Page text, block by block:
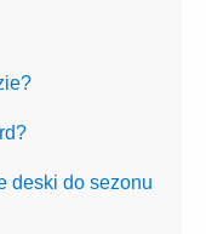
deski do sezonu